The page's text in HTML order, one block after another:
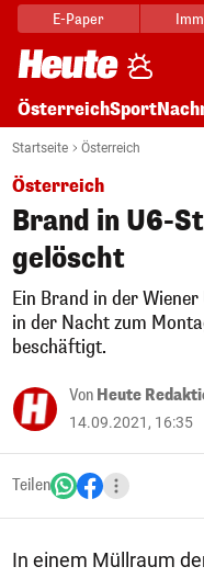
E-Paper
ÖsterreichSport
Startseite Österreich
Österreich
Brand in U6-
gelöscht
Ein Brand in der
in der Nacht zum
beschäftigt.
Von Heute
14.09.2021, 16:35
Teilen
In einem Müllraum